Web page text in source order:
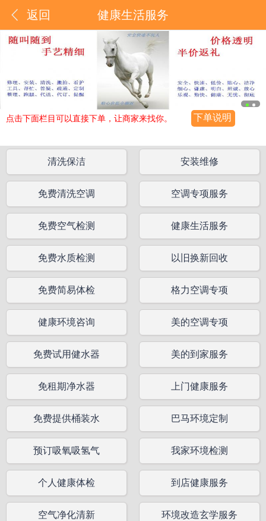
返回 健康生活服务
点击下面栏目可以直接下单，让商家来找你。 下单说明
清洗保洁 安装维修
免费清洗空调 空调专项服务
免费空气检测 健康生活服务
免费水质检测 以旧换新回收
免费简易体检 格力空调专项
健康环境咨询 美的空调专项
免费试用健水器 美的到家服务
免租期净水器 上门健康服务
免费提供桶装水 巴马环境定制
预订吸氧吸氢气 我家环境检测
个人健康体检 到店健康服务
空气净化清新 环境改造玄学服务